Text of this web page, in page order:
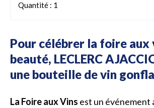
Quantité : 1
Pour célébrer la foire aux
beauté, LECLERC
une bouteille de vin
La Foire aux Vins est un événement